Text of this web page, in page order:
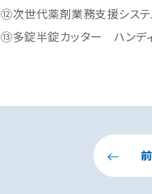
⑫次世代薬剤業務支援システ
⑬多錠半錠カッター ハンデ